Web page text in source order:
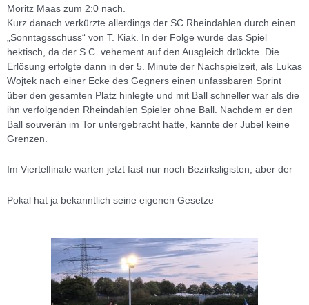
Moritz Maas zum 2:0 nach.
Kurz danach verkürzte allerdings der SC Rheindahlen durch einen
„Sonntagsschuss“ von T. Kiak. In der Folge wurde das Spiel
hektisch, da der S.C. vehement auf den Ausgleich drückte. Die
Erlösung erfolgte dann in der 5. Minute der Nachspielzeit, als Lukas
Wojtek nach einer Ecke des Gegners einen unfassbaren Sprint
über den gesamten Platz hinlegte und mit Ball schneller war als die
ihn verfolgenden Rheindahlen Spieler ohne Ball. Nachdem er den
Ball souverän im Tor untergebracht hatte, kannte der Jubel keine
Grenzen.
Im Viertelfinale warten jetzt fast nur noch Bezirksligisten, aber der
Pokal hat ja bekanntlich seine eigenen Gesetze